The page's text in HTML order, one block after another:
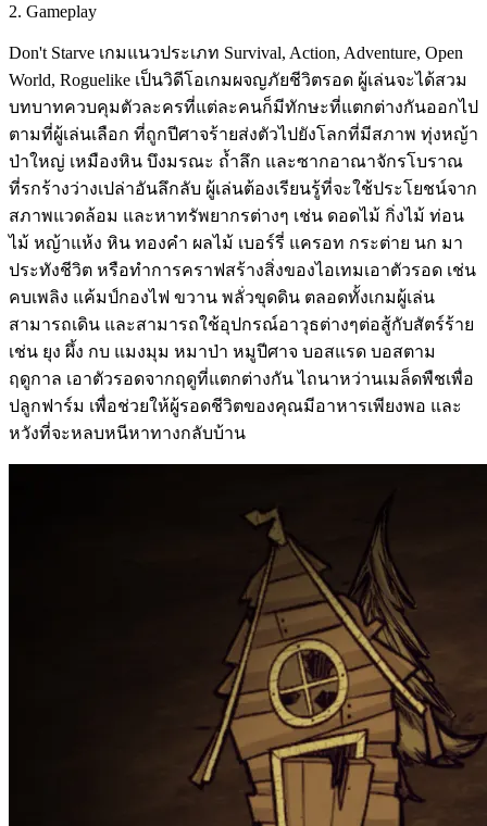
2. Gameplay
Don't Starve เกมแนวประเภท Survival, Action, Adventure, Open
World, Roguelike เป็นวิดีโอเกมผจญภัยชีวิตรอด ผู้เล่นจะได้สวม
บทบาทควบคุมตัวละครที่แต่ละคนก็มีทักษะที่แตกต่างกันออกไป
ตามที่ผู้เล่นเลือก ที่ถูกปีศาจร้ายส่งตัวไปยังโลกที่มีสภาพ ทุ่งหญ้า
ป่าใหญ่ เหมืองหิน บึงมรณะ ถ้ำลึก และซากอาณาจักรโบราณ
ที่รกร้างว่างเปล่าอันลึกลับ ผู้เล่นต้องเรียนรู้ที่จะใช้ประโยชน์จาก
สภาพแวดล้อม และหาทรัพยากรต่างๆ เช่น ดอดไม้ กิ่งไม้ ท่อน
ไม้ หญ้าแห้ง หิน ทองคำ ผลไม้ เบอร์รี่ แครอท กระต่าย นก มา
ประทังชีวิต หรือทำการคราฟสร้างสิ่งของไอเทมเอาตัวรอด เช่น
คบเพลิง แค้มป์กองไฟ ขวาน พลั่วขุดดิน ตลอดทั้งเกมผู้เล่น
สามารถเดิน และสามารถใช้อุปกรณ์อาวุธต่างๆต่อสู้กับสัตร์ร้าย
เช่น ยุง ผึ้ง กบ แมงมุม หมาป่า หมูปีศาจ บอสแรด บอสตาม
ฤดูกาล เอาตัวรอดจากฤดูที่แตกต่างกัน ไถนาหว่านเมล็ดพืชเพื่อ
ปลูกฟาร์ม เพื่อช่วยให้ผู้รอดชีวิตของคุณมีอาหารเพียงพอ และ
หวังที่จะหลบหนีหาทางกลับบ้าน